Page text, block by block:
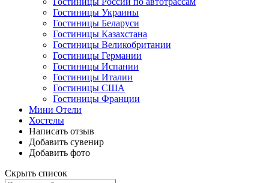
Гостиницы Украины
Гостиницы Беларуси
Гостиницы Казахстана
Гостиницы Великобритании
Гостиницы Германии
Гостиницы Испании
Гостиницы Италии
Гостиницы США
Гостиницы Франции
Мини Отели
Хостелы
Написать отзыв
Добавить сувенир
Добавить фото
Скрыть список